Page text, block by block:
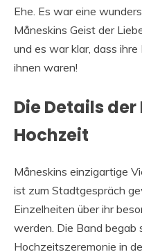
Ehe. Es war eine
Måneskins Geist der
und es war klar, dass
ihnen waren!
Die Details
Hochzeit
Måneskins einzigartige
ist zum Stadtgespräch
Einzelheiten über ihr
werden. Die Band begab
Hochzeitszeremonie in